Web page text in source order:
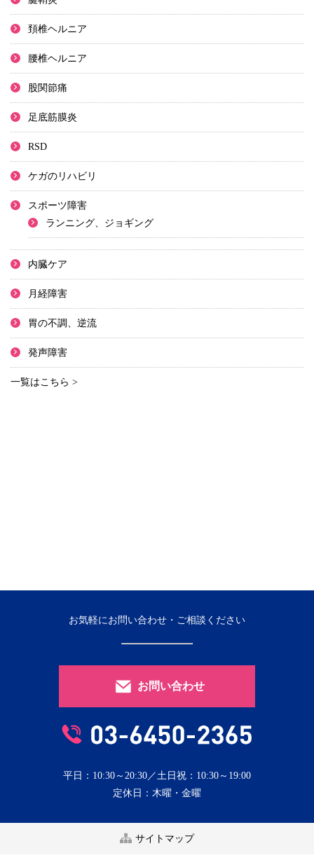
頚椎ヘルニア
腰椎ヘルニア
股関節痛
足底筋膜炎
RSD
ケガのリハビリ
スポーツ障害
ランニング、ジョギング
内臓ケア
月経障害
胃の不調、逆流
発声障害
一覧はこちら >
お気軽にお問い合わせ・ご相談ください
お問い合わせ
平日：10:30～20:30／土日祝：10:30～19:00
定休日：木曜・金曜
サイトマップ